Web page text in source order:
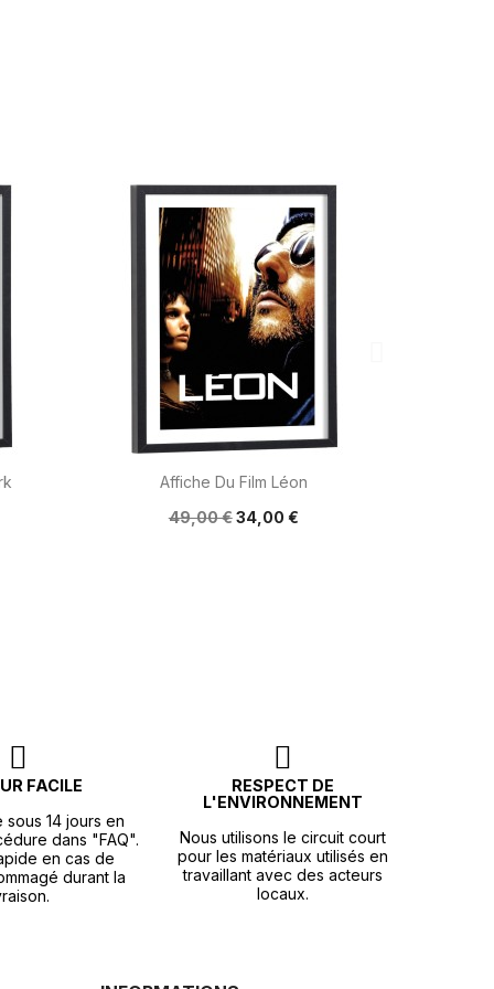
Aperçu rapide
Affiche Du Film Léon
49,00 €34,00 €
FACILE
sous 14 jours en
dans "FAQ".
en cas de
durant la
RESPECT DE
L'ENVIRONNEMENT
Nous utilisons le circuit court
pour les matériaux utilisés en
travaillant avec des acteurs
locaux.